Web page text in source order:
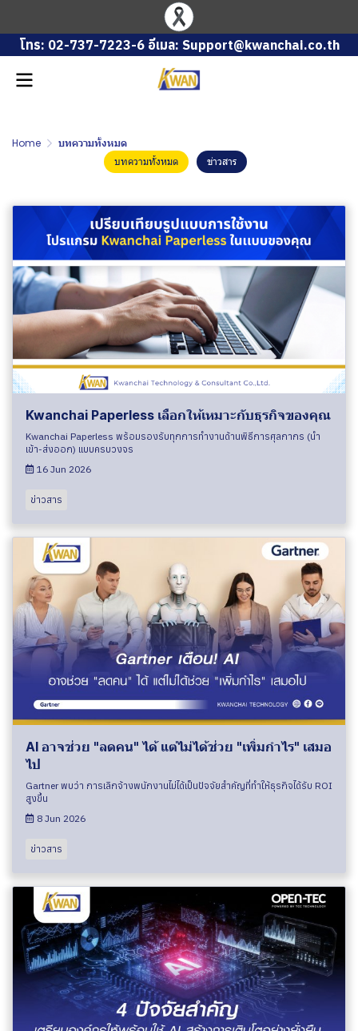
โทร: 02-737-7223-6 อีเมล: Support@kwanchai.co.th
Home
บทความทั้งหมด
บทความทั้งหมด
ข่าวสาร
Kwanchai Paperless เลือกให้เหมาะกับธุรกิจของคุณ
Kwanchai Paperless พร้อมรองรับทุกการทำงานด้านพิธีการศุลกากร (นำ
เข้า-ส่งออก) แบบครบวงจร
16 Jun 2026
ข่าวสาร
AI อาจช่วย "ลดคน" ได้ แต่ไม่ได้ช่วย "เพิ่มกำไร" เสมอ
ไป
Gartner พบว่า การเลิกจ้างพนักงานไม่ได้เป็นปัจจัยสำคัญที่ทำให้ธุรกิจได้รับ ROI
สูงขึ้น
8 Jun 2026
ข่าวสาร